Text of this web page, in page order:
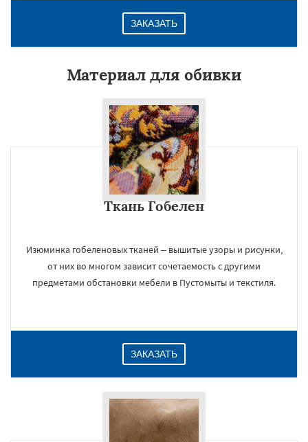
ЗАКАЗАТЬ
Материал для обивки
Ткань Гобелен
Изюминка гобеленовых тканей – вышитые узоры и рисунки,
от них во многом зависит сочетаемость с другими
предметами обстановки мебели в Пустомыты и текстиля.
ЗАКАЗАТЬ